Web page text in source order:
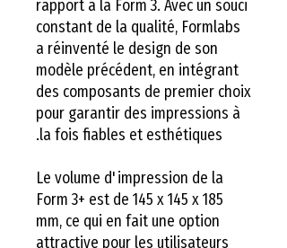
rapport à la Form 3. Avec un souci
constant de la qualité, Formlabs
a réinventé le design de son
modèle précédent, en intégrant
des composants de premier choix
pour garantir des impressions à
la fois fiables et esthétiques.
Le volume d'impression de la
Form 3+ est de 145 x 145 x 185
mm, ce qui en fait une option
attractive pour les utilisateurs